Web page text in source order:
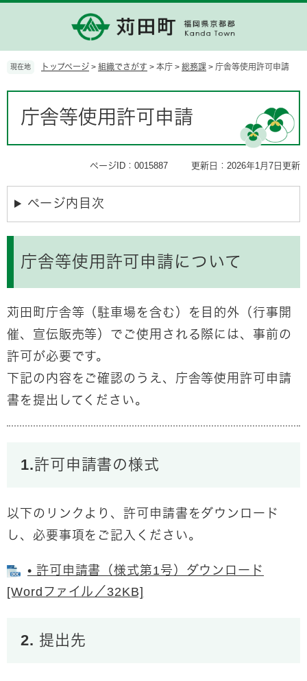
の
で
ー
ば
現在地 トップページ > 組織でさがす > 本庁 > 総務課 > 庁舎等使用許可申請
庁舎等使用許可申請
ページID：0015887 更新日：2026年1月7日更新
ページ内目次
庁舎等使用許可申請について
苅田町庁舎等（駐車場を含む）を目的外（行事開
催、宣伝販売等）でご使用される際には、事前の
許可が必要です。
下記の内容をご確認のうえ、庁舎等使用許可申請
書を提出してください。
1.許可申請書の様式
以下のリンクより、許可申請書をダウンロード
し、必要事項をご記入ください。
• 許可申請書（様式第1号）ダウンロード
[Wordファイル／32KB]
2. 提出先